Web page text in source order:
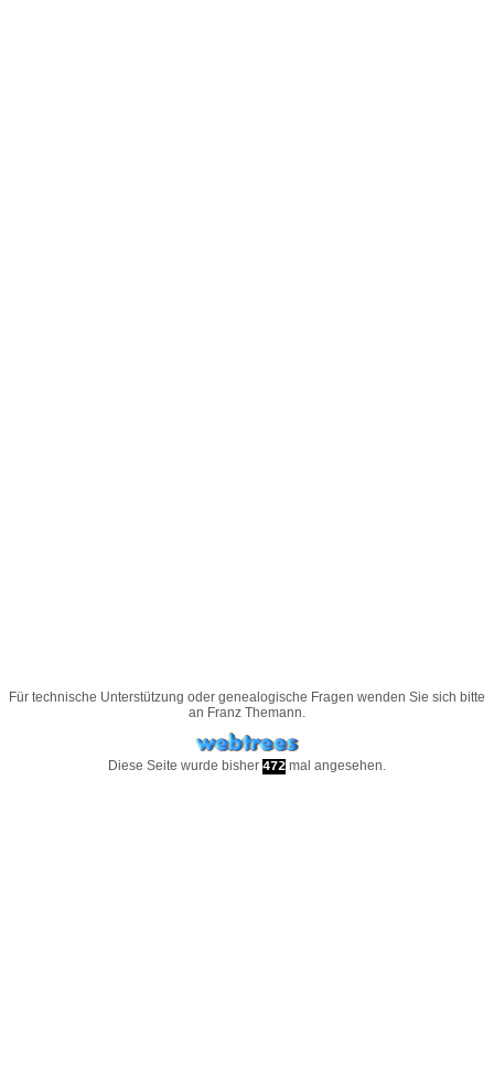
Für technische Unterstützung oder genealogische Fragen wenden Sie sich bitte
an Franz Themann.
Diese Seite wurde bisher 472 mal angesehen.